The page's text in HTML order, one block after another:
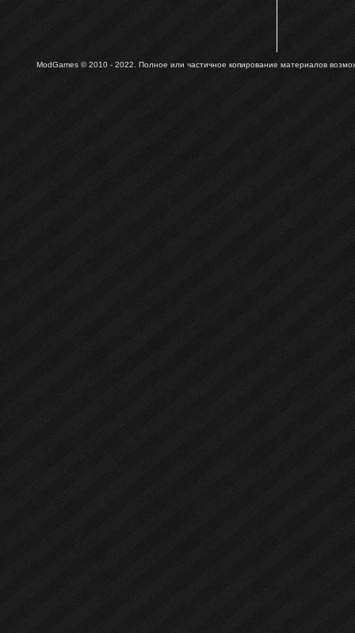
ModGames © 2010 - 2022. Полное или частичное копирование материалов